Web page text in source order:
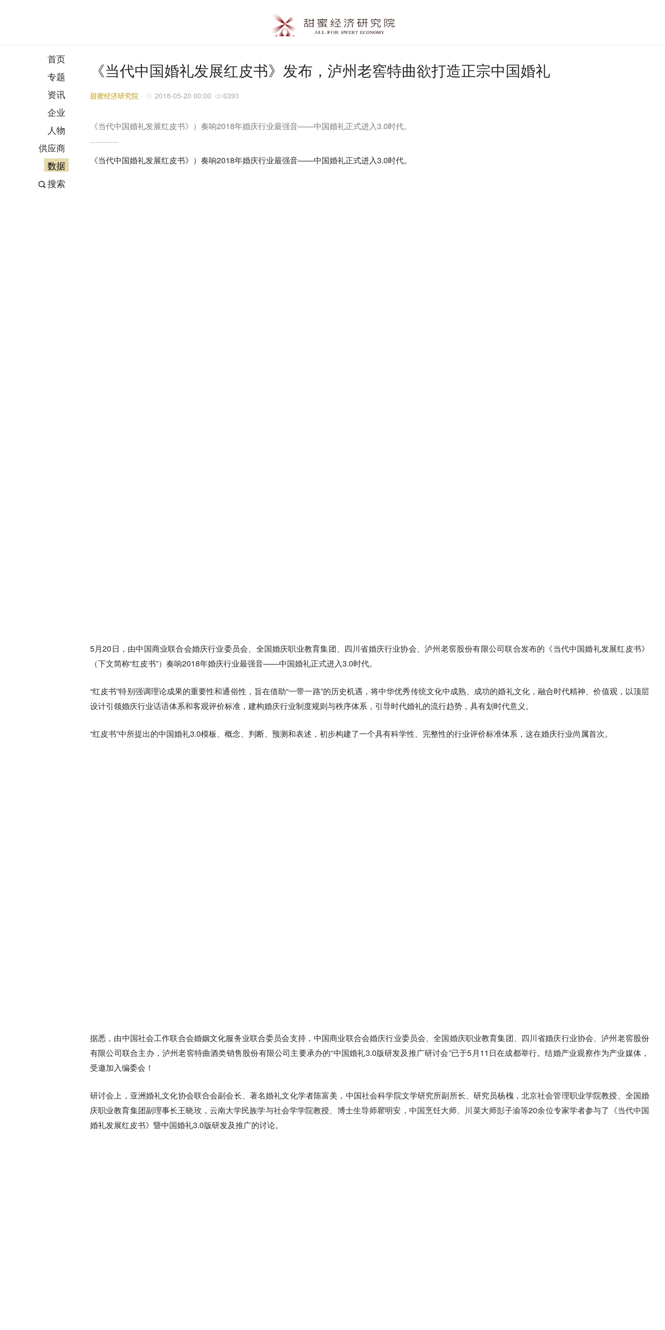
首页
专题
资讯
企业
人物
供应商
数据
搜索
《当代中国婚礼发展红皮书》发布，泸州老窖特曲欲打造正宗中国婚礼
甜蜜经济研究院 · 2018-05-20 00:00 6393
《当代中国婚礼发展红皮书》）奏响2018年婚庆行业最强音——中国婚礼正式进入3.0时代。
《当代中国婚礼发展红皮书》）奏响2018年婚庆行业最强音——中国婚礼正式进入3.0时代。
5月20日，由中国商业联合会婚庆行业委员会、全国婚庆职业教育集团、四川省婚庆行业协会、泸州老窖股份有限公司联合发布的《当代中国婚礼发展红皮书》
（下文简称“红皮书”）奏响2018年婚庆行业最强音——中国婚礼正式进入3.0时代。
“红皮书”特别强调理论成果的重要性和通俗性，旨在借助“一带一路”的历史机遇，将中华优秀传统文化中成熟、成功的婚礼文化，融合时代精神、价值观，以顶层
设计引领婚庆行业话语体系和客观评价标准，建构婚庆行业制度规则与秩序体系，引导时代婚礼的流行趋势，具有划时代意义。
“红皮书”中所提出的中国婚礼3.0模板、概念、判断、预测和表述，初步构建了一个具有科学性、完整性的行业评价标准体系，这在婚庆行业尚属首次。
据悉，由中国社会工作联合会婚姻文化服务业联合委员会支持，中国商业联合会婚庆行业委员会、全国婚庆职业教育集团、四川省婚庆行业协会、泸州老窖股份
有限公司联合主办，泸州老窖特曲酒类销售股份有限公司主要承办的“中国婚礼3.0版研发及推广研讨会”已于5月11日在成都举行。结婚产业观察作为产业媒体，
受邀加入编委会！
研讨会上，亚洲婚礼文化协会联合会副会长、著名婚礼文化学者陈富美，中国社会科学院文学研究所副所长、研究员杨槐，北京社会管理职业学院教授、全国婚
庆职业教育集团副理事长王晓玫，云南大学民族学与社会学学院教授、博士生导师瞿明安，中国烹饪大师、川菜大师彭子渝等20余位专家学者参与了《当代中国
婚礼发展红皮书》暨中国婚礼3.0版研发及推广的讨论。